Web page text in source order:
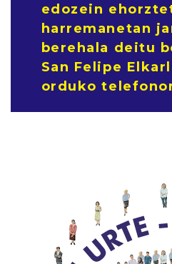
edozein
harremanetan
berehala deitu
San Felipe
orduko